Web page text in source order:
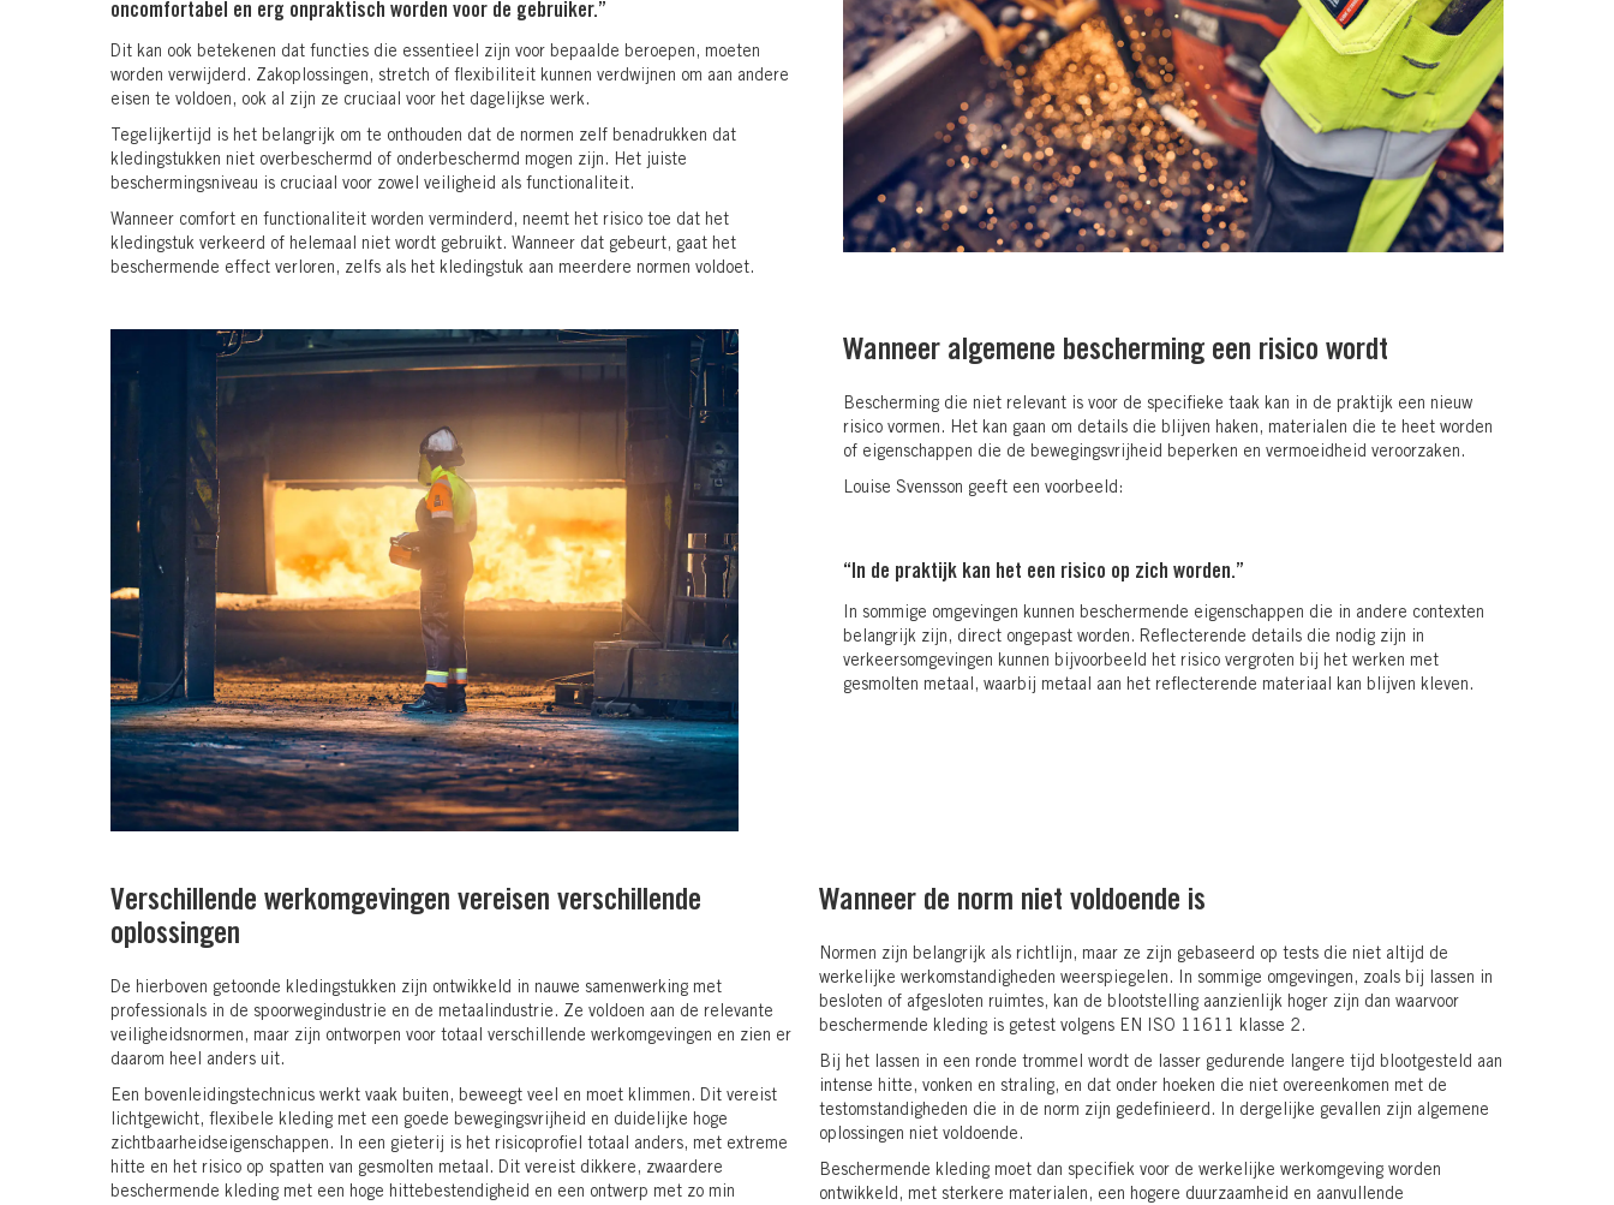
oncomfortabel en erg onpraktisch worden voor de gebruiker.”
Dit kan ook betekenen dat functies die essentieel zijn voor bepaalde beroepen, moeten
worden verwijderd. Zakoplossingen, stretch of flexibiliteit kunnen verdwijnen om aan andere
eisen te voldoen, ook al zijn ze cruciaal voor het dagelijkse werk.
Tegelijkertijd is het belangrijk om te onthouden dat de normen zelf benadrukken dat
kledingstukken niet overbeschermd of onderbeschermd mogen zijn. Het juiste
beschermingsniveau is cruciaal voor zowel veiligheid als functionaliteit.
Wanneer comfort en functionaliteit worden verminderd, neemt het risico toe dat het
kledingstuk verkeerd of helemaal niet wordt gebruikt. Wanneer dat gebeurt, gaat het
beschermende effect verloren, zelfs als het kledingstuk aan meerdere normen voldoet.
Wanneer algemene bescherming een risico wordt
Bescherming die niet relevant is voor de specifieke taak kan in de praktijk een nieuw
risico vormen. Het kan gaan om details die blijven haken, materialen die te heet worden
of eigenschappen die de bewegingsvrijheid beperken en vermoeidheid veroorzaken.
Louise Svensson geeft een voorbeeld:
“In de praktijk kan het een risico op zich worden.”
In sommige omgevingen kunnen beschermende eigenschappen die in andere contexten
belangrijk zijn, direct ongepast worden. Reflecterende details die nodig zijn in
verkeersomgevingen kunnen bijvoorbeeld het risico vergroten bij het werken met
gesmolten metaal, waarbij metaal aan het reflecterende materiaal kan blijven kleven.
Verschillende werkomgevingen vereisen verschillende
oplossingen
De hierboven getoonde kledingstukken zijn ontwikkeld in nauwe samenwerking met
professionals in de spoorwegindustrie en de metaalindustrie. Ze voldoen aan de relevante
veiligheidsnormen, maar zijn ontworpen voor totaal verschillende werkomgevingen en zien er
daarom heel anders uit.
Een bovenleidingstechnicus werkt vaak buiten, beweegt veel en moet klimmen. Dit vereist
lichtgewicht, flexibele kleding met een goede bewegingsvrijheid en duidelijke hoge
zichtbaarheidseigenschappen. In een gieterij is het risicoprofiel totaal anders, met extreme
hitte en het risico op spatten van gesmolten metaal. Dit vereist dikkere, zwaardere
beschermende kleding met een hoge hittebestendigheid en een ontwerp met zo min
Wanneer de norm niet voldoende is
Normen zijn belangrijk als richtlijn, maar ze zijn gebaseerd op tests die niet altijd de
werkelijke werkomstandigheden weerspiegelen. In sommige omgevingen, zoals bij lassen in
besloten of afgesloten ruimtes, kan de blootstelling aanzienlijk hoger zijn dan waarvoor
beschermende kleding is getest volgens EN ISO 11611 klasse 2.
Bij het lassen in een ronde trommel wordt de lasser gedurende langere tijd blootgesteld aan
intense hitte, vonken en straling, en dat onder hoeken die niet overeenkomen met de
testomstandigheden die in de norm zijn gedefinieerd. In dergelijke gevallen zijn algemene
oplossingen niet voldoende.
Beschermende kleding moet dan specifiek voor de werkelijke werkomgeving worden
ontwikkeld, met sterkere materialen, een hogere duurzaamheid en aanvullende